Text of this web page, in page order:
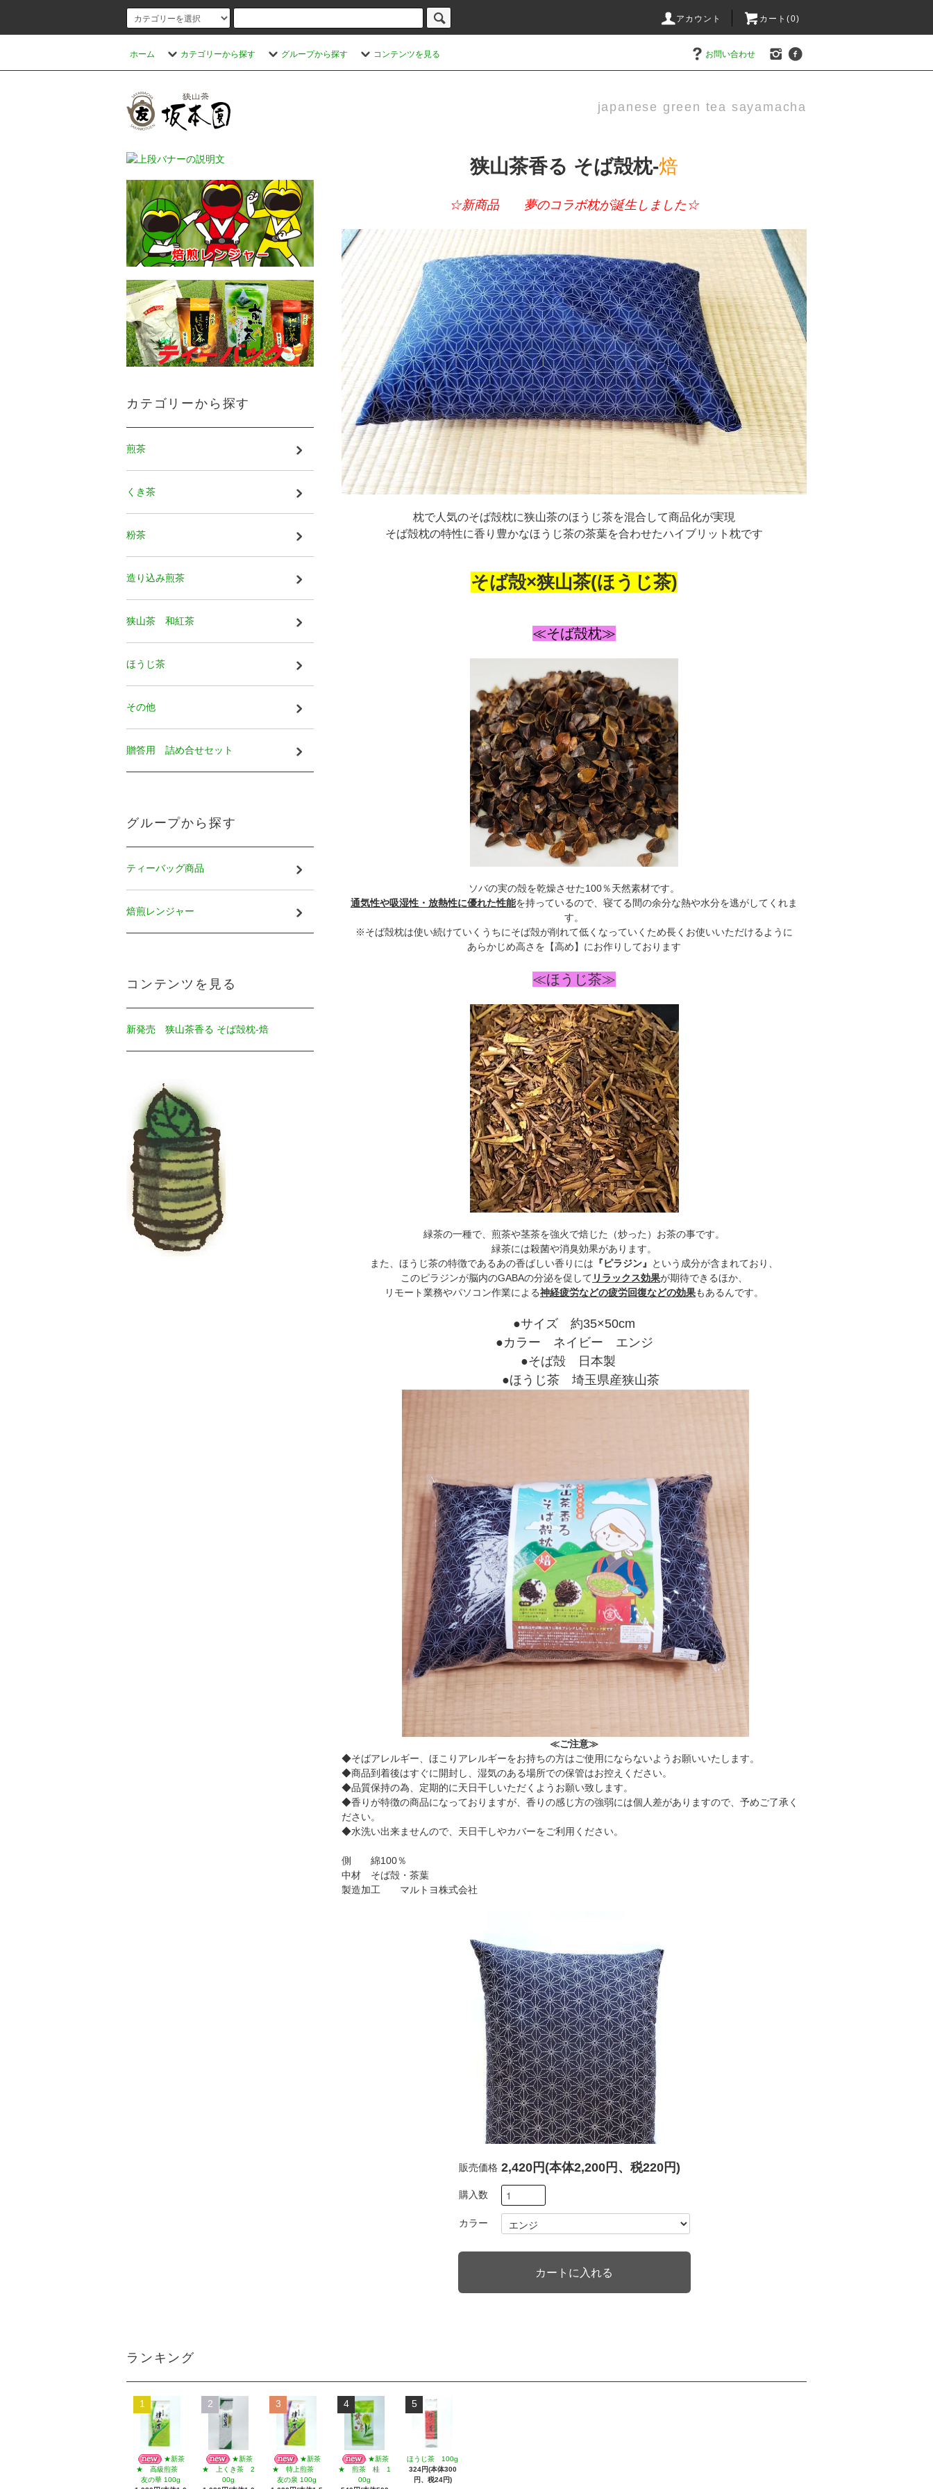
アカウント カート(0)
ホーム カテゴリーから探す グループから探す コンテンツを見る お問い合わせ
japanese green tea sayamacha
狭山茶香る そば殻枕‐焙
☆新商品 夢のコラボ枕が誕生しました☆
枕で人気のそば殻枕に狭山茶のほうじ茶を混合して商品化が実現
そば殻枕の特性に香り豊かなほうじ茶の茶葉を合わせたハイブリット枕です
そば殻×狭山茶(ほうじ茶)
≪そば殻枕≫
ソバの実の殻を乾燥させた100％天然素材です。
通気性や吸湿性・放熱性に優れた性能を持っているので、寝てる間の余分な熱や水分を逃がしてくれま
す。
※そば殻枕は使い続けていくうちにそば殻が削れて低くなっていくため長くお使いいただけるように
あらかじめ高さを【高め】にお作りしております
≪ほうじ茶≫
緑茶の一種で、煎茶や茎茶を強火で焙じた（炒った）お茶の事です。
緑茶には殺菌や消臭効果があります。
また、ほうじ茶の特徴であるあの香ばしい香りには 『ピラジン』
という成分が含まれており、
このピラジンが脳内のGABAの分泌を促して リラックス効果が期待できるほか、
リモート業務やパソコン作業による神経疲労などの疲労回復などの効果もあるんです。
●サイズ 約35×50cm
●カラー ネイビー エンジ
●そば殻 日本製
●ほうじ茶 埼玉県産狭山茶
≪ご注意≫
◆そばアレルギー、ほこりアレルギーをお持ちの方はご使用にならないようお願いいたします。
◆商品到着後はすぐに開封し、湿気のある場所での保管はお控えください。
◆品質保持の為、定期的に天日干しいただくようお願い致します。
◆香りが特徴の商品になっておりますが、香りの感じ方の強弱には個人差がありますので、予めご了承く
ださい。
◆水洗い出来ませんので、天日干しやカバーをご利用ください。
側 綿100％
中材 そば殻・茶葉
製造加工 マルトヨ株式会社
販売価格 2,420円(本体2,200円、税220円)
購入数
カラー
カテゴリーから探す
煎茶
くき茶
粉茶
造り込み煎茶
狭山茶 和紅茶
ほうじ茶
その他
贈答用 詰め合せセット
グループから探す
ティーバッグ商品
焙煎レンジャー
コンテンツを見る
新発売 狭山茶香る そば殻枕‐焙
ランキング
1
★新茶
★ 高級煎茶
友の華 100g
2
★新茶
★ 上くき茶 2
00g
3
★新茶
★ 特上煎茶
友の泉 100g
4
★新茶
★ 煎茶 桂 1
00g
5
ほうじ茶 100g
324円(本体300
円、税24円)